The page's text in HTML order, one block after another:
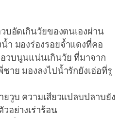
บอัดเกินวัยของตนเองผ่าน
น้ำ มองร่องรอยจ้ำแดงที่คอ
วบนูนแน่นเกินวัย ที่มาจาก
ชาย มองลงไปน้ำรักยังเอ่อที่รู
ยวูบ ความเสียวแปลบปลาบยัง
อย่างเร่าร้อน